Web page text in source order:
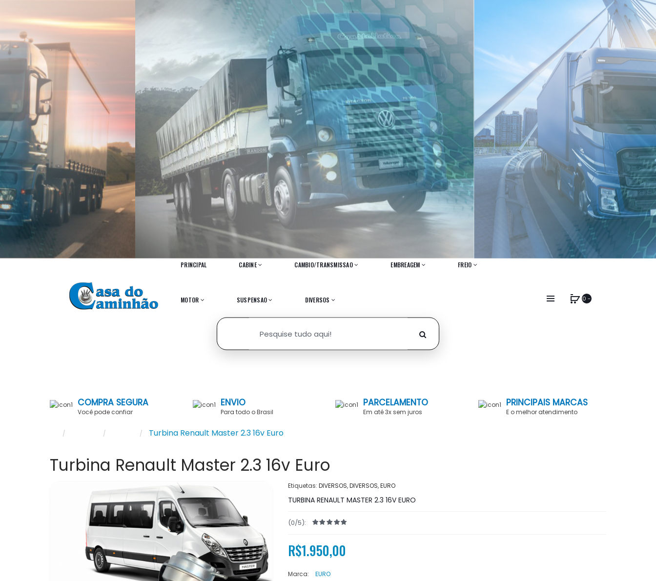
PRINCIPAL CABINE CAMBIO/TRANSMISSAO EMBREAGEM FREIO
MOTOR SUSPENSAO DIVERSOS 0 -
COMPRA SEGURA
Você pode confiar
ENVIO
Para todo o Brasil
PARCELAMENTO
Em até 3x sem juros
PRINCIPAIS MARCAS
E o melhor atendimento
Turbina Renault Master 2.3 16v Euro
Turbina Renault Master 2.3 16v Euro
Etiquetas: DIVERSOS,DIVERSOS,EURO
TURBINA RENAULT MASTER 2.3 16V EURO
(0/5):
R$1.950,00
Marca:
EURO